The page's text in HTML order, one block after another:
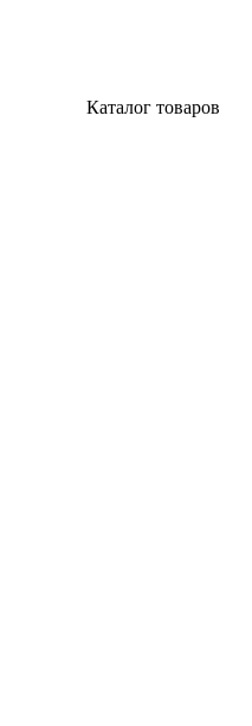
Каталог товаров